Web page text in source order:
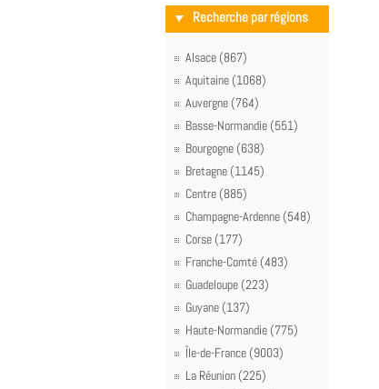
Recherche par régions
Alsace (867)
Aquitaine (1068)
Auvergne (764)
Basse-Normandie (551)
Bourgogne (638)
Bretagne (1145)
Centre (885)
Champagne-Ardenne (548)
Corse (177)
Franche-Comté (483)
Guadeloupe (223)
Guyane (137)
Haute-Normandie (775)
Île-de-France (9003)
La Réunion (225)